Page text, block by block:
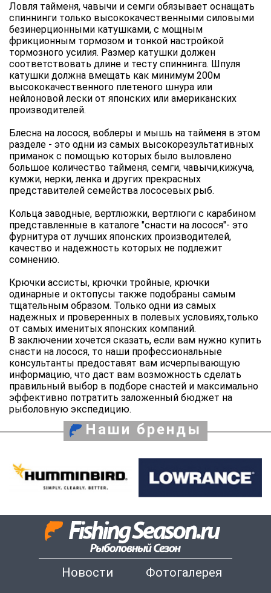
Ловля тайменя, чавычи и семги обязывает оснащать
спиннинги только высококачественными силовыми
безинерционными катушками, с мощным
фрикционным тормозом и тонкой настройкой
тормозного усилия. Размер катушки должен
соответствовать длине и тесту спиннинга. Шпуля
катушки должна вмещать как минимум 200м
высококачественного плетеного шнура или
нейлоновой лески от японских или американских
производителей.
Блесна на лосося, воблеры и мышь на тайменя в этом
разделе - это одни из самых высокорезультативных
приманок с помощью которых было выловлено
большое количество тайменя, семги, чавычи,кижуча,
кумжи, нерки, ленка и других прекрасных
представителей семейства лососевых рыб.
Кольца заводные, вертлюжки, вертлюги с карабином
представленные в каталоге "снасти на лосося"- это
фурнитура от лучших японских производителей,
качество и надежность которых не подлежит
сомнению.
Крючки ассисты, крючки тройные, крючки
одинарные и октопусы также подобраны самым
тщательным образом. Только одни из самых
надежных и проверенных в полевых условиях,только
от самых именитых японских компаний.
В заключении хочется сказать, если вам нужно купить
снасти на лосося, то наши профессиональные
консультанты предоставят вам исчерпывающую
информацию, что даст вам возможность сделать
правильный выбор в подборе снастей и максимально
эффективно потратить заложенный бюджет на
рыболовную экспедицию.
Наши бренды
Новости
Фотогалерея